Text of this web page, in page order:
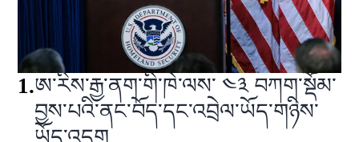
1.ཨ་རིས་རྒྱ་ནག་གི་ཁེ་ལས་ ༤༣ བཀག་སྡོམ་
བྱས་པའི་ནང་བོད་དང་འབྲེལ་ཡོད་གཉིས་
ཡོད་འདུག